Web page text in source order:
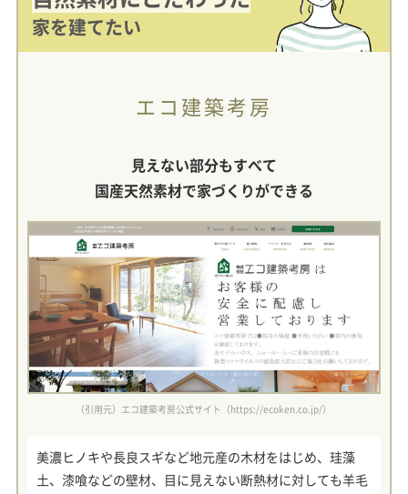
家を建てたい
エコ建築考房
見えない部分もすべて
国産天然素材で家づくりができる
（引用元）エコ建築考房公式サイト（https://ecoken.co.jp/）
美濃ヒノキや長良スギなど地元産の木材をはじめ、珪藻
土、漆喰などの壁材、目に見えない断熱材に対しても羊毛